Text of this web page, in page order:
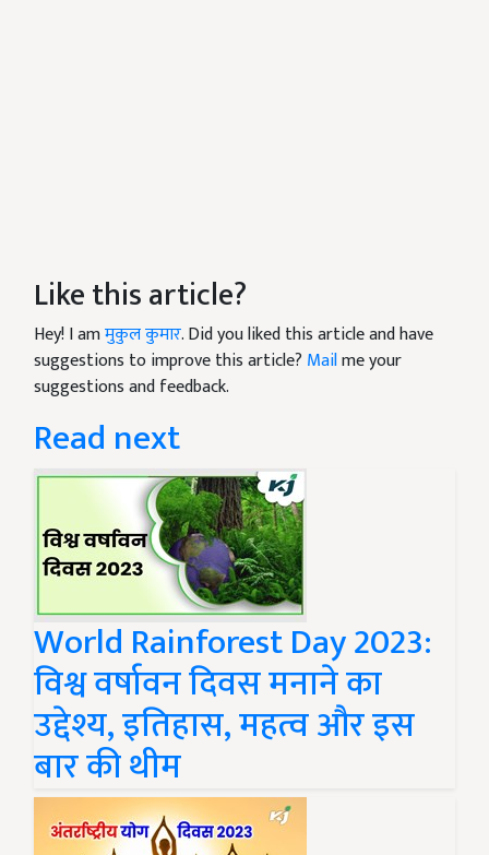
Like this article?
Hey! I amमुकुल कुमार. Did you liked this article and have
suggestions to improve this article? Mailme your
suggestions and feedback.
Read next
World Rainforest Day 2023:
विश्व वर्षावन दिवस मनाने का
उद्देश्य, इतिहास, महत्व और इस
बार की थीम